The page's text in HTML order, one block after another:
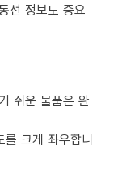
선 정보도 중요
쉬운 물품은 완
크게 좌우합니